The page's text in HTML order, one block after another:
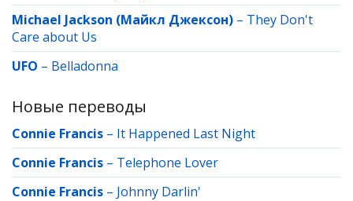
Michael Jackson (Майкл Джексон) – They Don't
Care about Us
UFO – Belladonna
Новые переводы
Connie Francis – It Happened Last Night
Connie Francis – Telephone Lover
Connie Francis – Johnny Darlin'